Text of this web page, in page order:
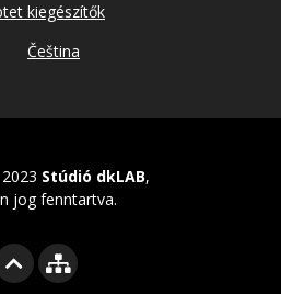
kiegészítők
Čeština
Stúdió dkLAB,
jog fenntartva.